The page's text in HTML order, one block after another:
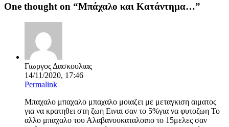
One thought on “Μπάχαλο και Κατάντημα…”
Γιωργος Δασκουλιας
14/11/2020, 17:46
Permalink
Μπαχαλο μπαχαλο μπαχαλο μοιαζει με μεταγκιση αιματος
για να κρατηθει στη ζωη Ειναι σαν το 5%για να φυτοζωη Το
αλλο μπαχαλο του Αλαβανουκαταλοιπο το 15μελες σαν